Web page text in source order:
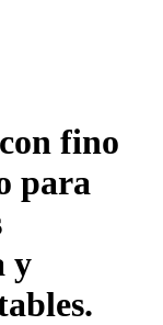
fino
para
y